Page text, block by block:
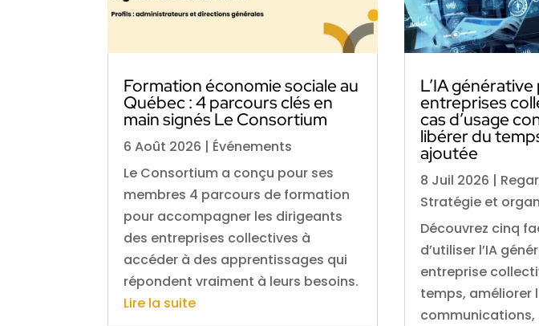
Formation économie sociale au
Québec : 4 parcours clés en
main signés Le Consortium
6 Août 2026 | Événements
Le Consortium a conçu pour ses
membres 4 parcours de formation
pour accompagner les dirigeants
des entreprises collectives à
accéder à des apprentissages qui
répondent vraiment à leurs besoins.
Lire la suite
L’IA
entreprises
cas d’usage
libérer du
ajoutée
8 Juil 2026 |
Stratégie et
Découvrez cinq
d’utiliser l’IA
entreprise
temps, améliorer
communications,